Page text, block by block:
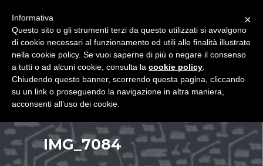
IMG_7084
×
Informativa
Questo sito o gli strumenti terzi da questo utilizzati si avvalgono
di cookie necessari al funzionamento ed utili alle finalità illustrate
nella cookie policy. Se vuoi saperne di più o negare il consenso
a tutti o ad alcuni cookie, consulta la cookie policy
Chiudendo questo banner, scorrendo questa pagina, cliccando
su un link o proseguendo la navigazione in altra maniera,
acconsenti all’uso dei cookie.